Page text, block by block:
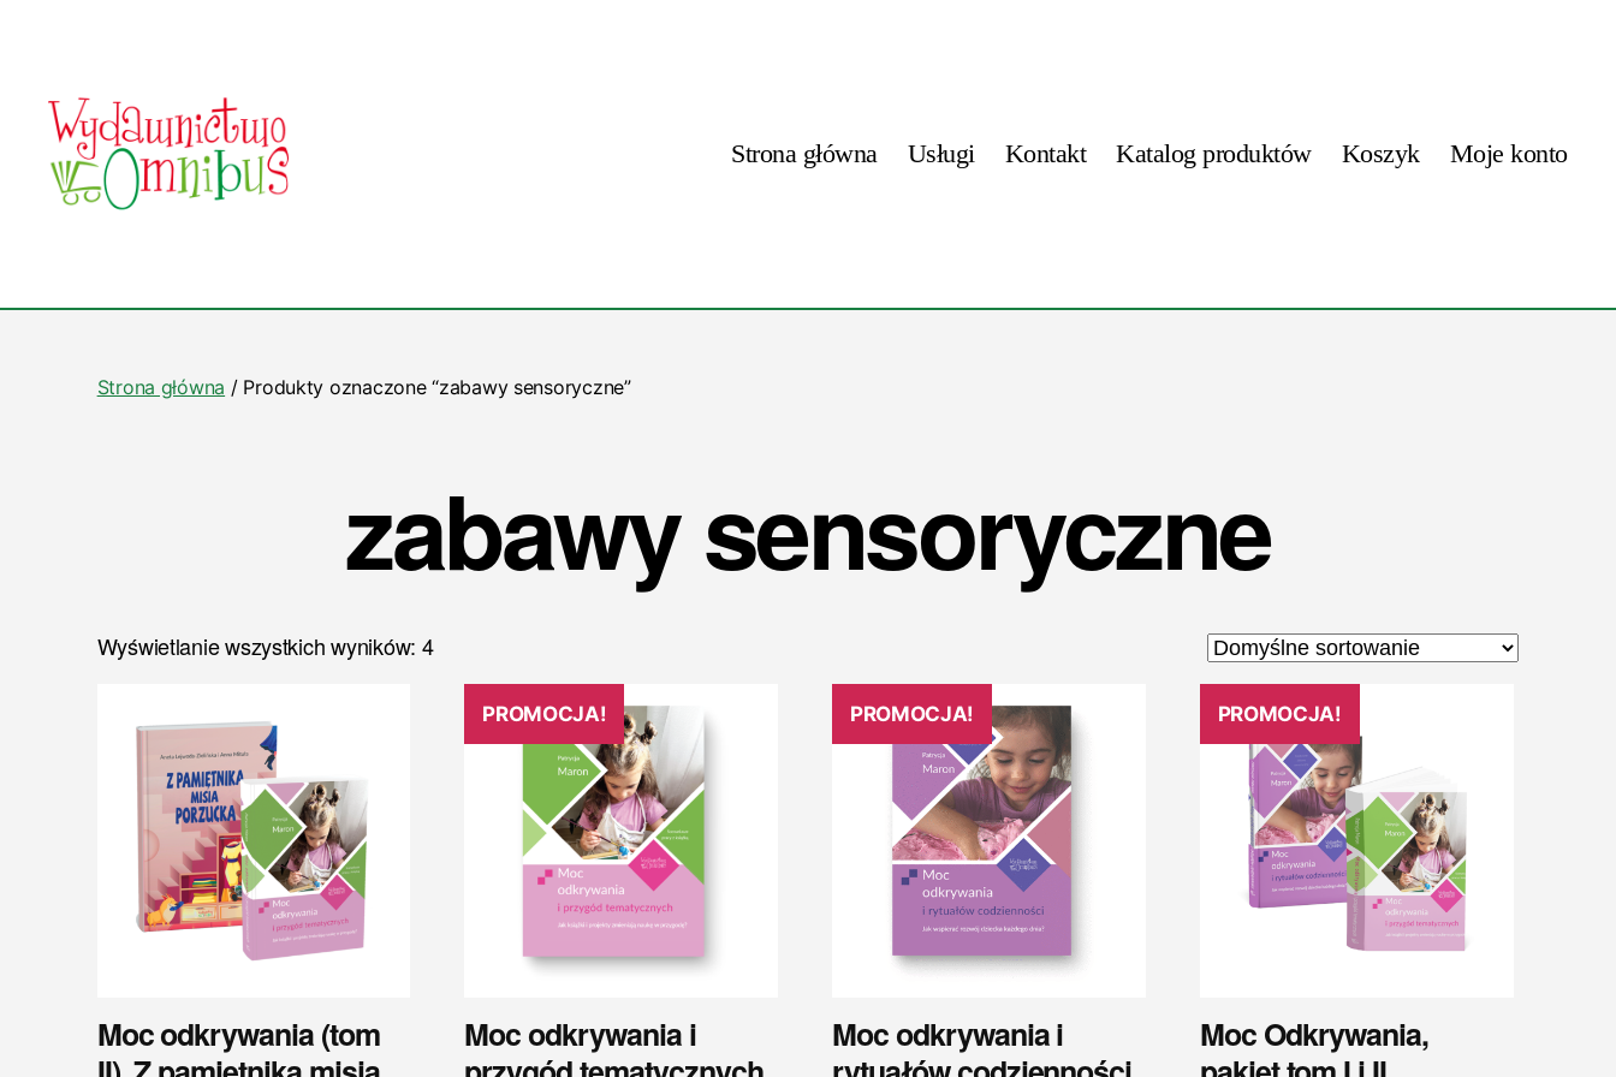
Omnibus
Strona główna Usługi Kontakt Katalog produktów Koszyk Moje konto
Strona główna / Produkty oznaczone “zabawy sensoryczne”
zabawy sensoryczne
Wyświetlanie wszystkich wyników: 4
Moc odkrywania (tom
PROMOCJA!
Moc odkrywania i
PROMOCJA!
Moc odkrywania i
PROMOCJA!
Moc Odkrywania,